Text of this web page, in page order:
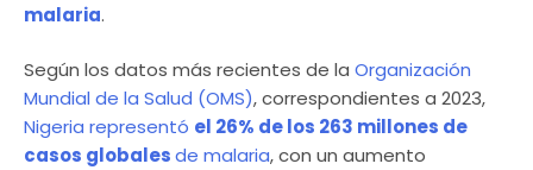
malaria.
Según los datos más recientes de la Organización
Mundial de la Salud (OMS), correspondientes a 2023,
Nigeria representó el 26% de los 263 millones de
casos globalesde malaria, con un aumento